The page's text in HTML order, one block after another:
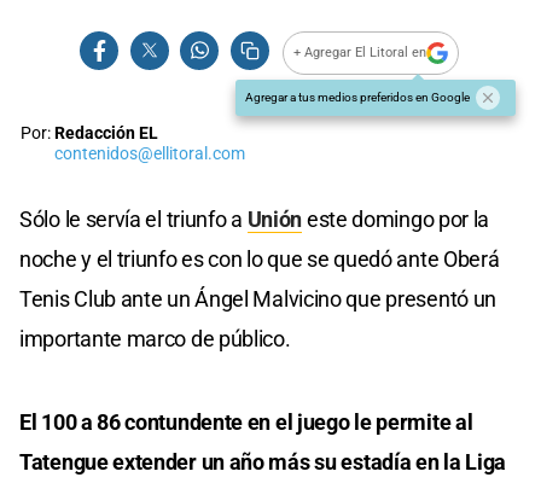
+ Agregar El Litoral en
Agregar a tus medios preferidos en Google
Por:Redacción EL
contenidos@ellitoral.com
Sólo le servía el triunfo a Unióneste domingo por la
noche y el triunfo es con lo que se quedó ante Oberá
Tenis Club ante un Ángel Malvicino que presentó un
importante marco de público.
El 100 a 86 contundente en el juego le permite al
Tatengue extender un año más su estadía en la Liga